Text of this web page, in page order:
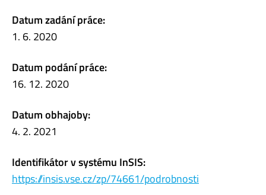
Datum zadání práce:
1. 6. 2020
Datum podání práce:
16. 12. 2020
Datum obhajoby:
4. 2. 2021
Identifikátor v systému InSIS:
https://insis.vse.cz/zp/74661/podrobnosti